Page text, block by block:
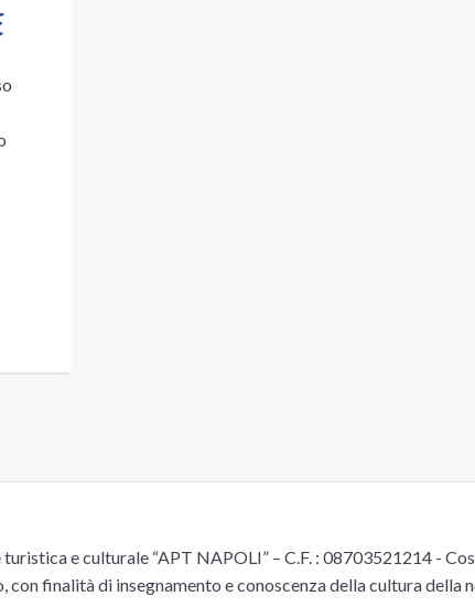
e culturale “APT NAPOLI” – C.F. : 08703521214 -
finalità di insegnamento e conoscenza della cultura